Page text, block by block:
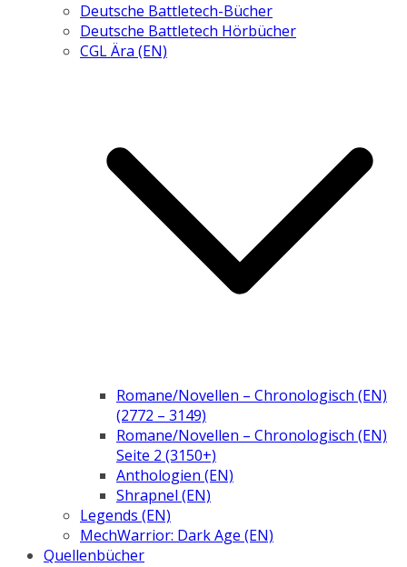
Deutsche Battletech-Bücher
Deutsche Battletech Hörbücher
CGL Ära (EN)
Romane/Novellen – Chronologisch (EN)
(2772 – 3149)
Romane/Novellen – Chronologisch (EN)
Seite 2 (3150+)
Anthologien (EN)
Shrapnel (EN)
Legends (EN)
MechWarrior: Dark Age (EN)
Quellenbücher